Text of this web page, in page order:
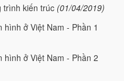
trình kiến trúc (01/04/2019)
ở Việt Nam - Phần 1
hình ở Việt Nam - Phần 2